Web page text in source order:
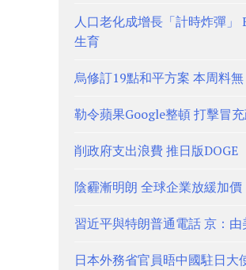
人口老化成增長「計時炸彈」
生育
烏修訂19點和平方案 本周料無
勒令蘋果Google整頓 打擊冒
削政府支出浪費 推日版DOGE
陰霾漸明朗 全球企業放緩加價
習近平與特朗普通電話 京：由
日本外務省官員晤中國駐日大